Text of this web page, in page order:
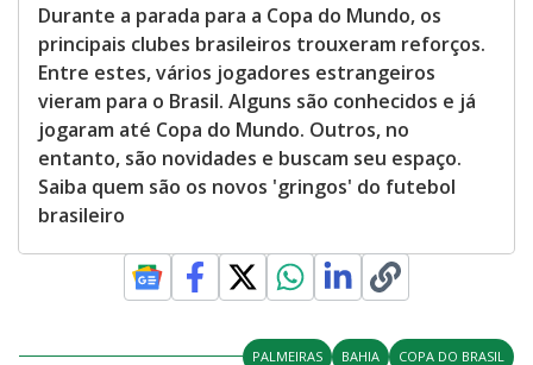
Durante a parada para a Copa do Mundo, os
principais clubes brasileiros trouxeram reforços.
Entre estes, vários jogadores estrangeiros
vieram para o Brasil. Alguns são conhecidos e já
jogaram até Copa do Mundo. Outros, no
entanto, são novidades e buscam seu espaço.
Saiba quem são os novos 'gringos' do futebol
brasileiro
PALMEIRAS BAHIA COPA DO BRASIL